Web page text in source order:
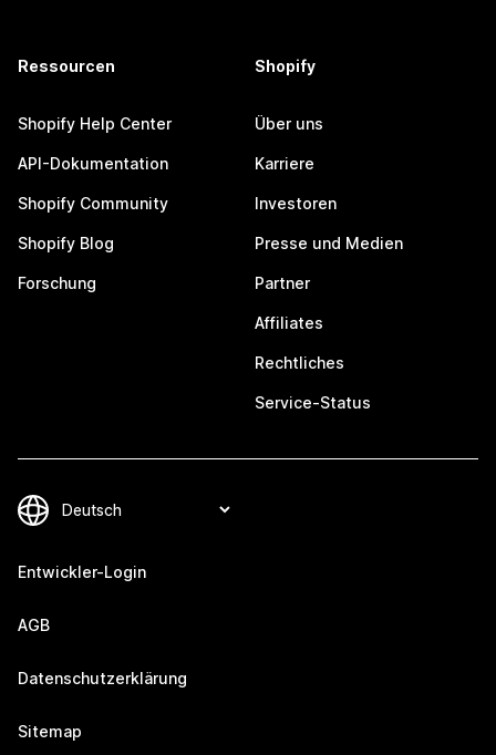
Ressourcen
Shopify Help Center
API-Dokumentation
Shopify Community
Shopify Blog
Forschung
Shopify
Über uns
Karriere
Investoren
Presse und Medien
Partner
Affiliates
Rechtliches
Service-Status
Entwickler-Login
AGB
Datenschutzerklärung
Sitemap